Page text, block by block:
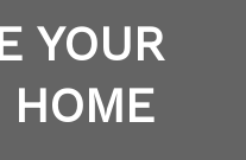
YOUR
HOME